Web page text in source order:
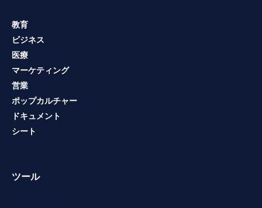
教育
ビジネス
医療
マーケティング
営業
ポップカルチャー
ドキュメント
シート
ツール